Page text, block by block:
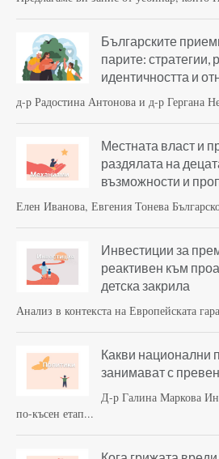
Българските
парите: стратегии,
идентичността и
д-р Радостина Антонова и д-р Гергана
Местната власт и
раздялата на
възможности и
Елен Иванова, Евгения Тонева
Инвестиции за
реактивен към
детска закрила
Анализ в контекста на Европейската
Какви национални
занимават с
Д-р Галина Маркова
по-късен етап...